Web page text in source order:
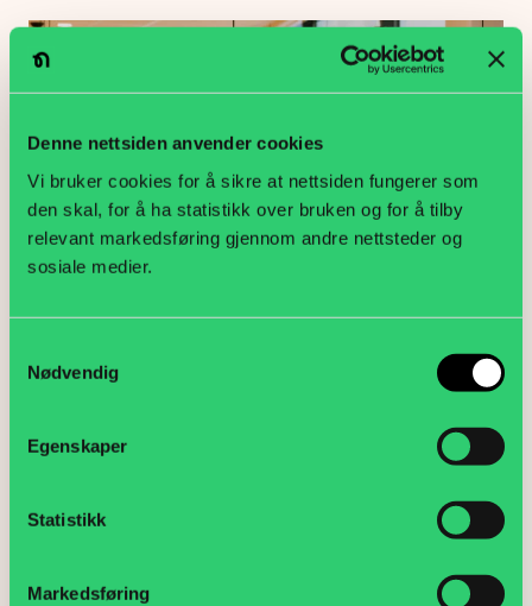
Denne nettsiden anvender cookies
Vi bruker cookies for å sikre at nettsiden fungerer som
den skal, for å ha statistikk over bruken og for å tilby
relevant markedsføring gjennom andre nettsteder og
sosiale medier.
Nødvendig
Egenskaper
Statistikk
Markedsføring
Mange lønnsomme medlemsfordeler